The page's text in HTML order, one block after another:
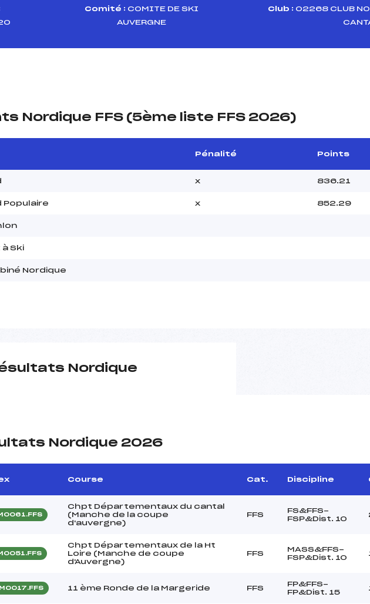
Comité : COMITE DE SKI
AUVERGNE
Club : 02268 CLUB
Nordique FFS (5ème liste FFS 2026)
Pénalité Points
x 836.21
Populaire x 852.29
à Ski
Nordique
Nordique
Nordique 2026
Course Cat. Discipline
Chpt Départementaux du cantal
(Manche de la coupe
d'auvergne)
FFS
FS&FFS-
FSP&Dist. 10
Chpt Départementaux de la Ht
Loire (Manche de coupe
d'Auvergne)
FFS
MASS&FFS-
FSP&Dist. 10
11 ème Ronde de la Margeride FFS
FP&FFS-
FP&Dist. 15